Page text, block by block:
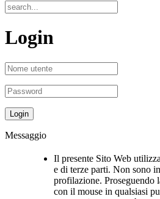
Login
Messaggio
Il presente Sito Web
e di terze parti. Non sono
profilazione. Proseguendo
con il mouse in qualsiasi